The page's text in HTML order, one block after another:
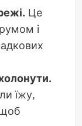
Це
і
їжу,